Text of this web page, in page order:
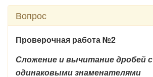
Вопрос
Проверочная работа №2
Сложение и вычитание дробей с
одинаковыми знаменателями